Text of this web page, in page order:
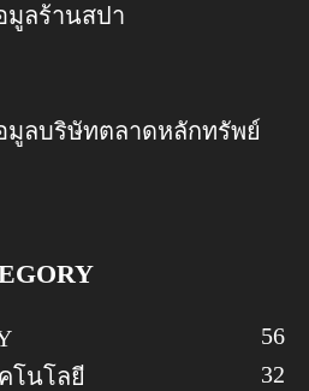
มูลร้านสปา
มูลบริษัทตลาดหลักทรัพย์
56
โนโลยี
32